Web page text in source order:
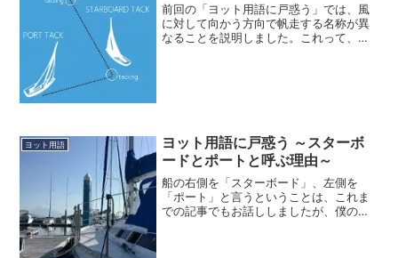
前回の「ヨット用語に戸惑う」では、風
に対して向かう方向で帆走する名称が異
なることを説明しました。これって、セ
ヨット用語
ヨット用語に戸惑う ～スターボ
ードとポートと呼ぶ理由～
船の右側を「スターボード」、左側を
「ポート」と言うということは、これま
での記事でもお話ししましたが、僕の場